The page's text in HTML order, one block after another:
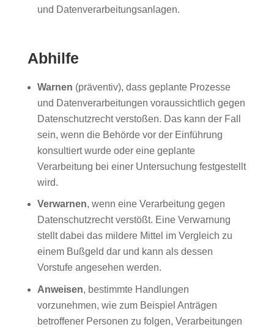
und Datenverarbeitungsanlagen.
Abhilfe
Warnen (präventiv), dass geplante Prozesse
und Datenverarbeitungen voraussichtlich gegen
Datenschutzrecht verstoßen. Das kann der Fall
sein, wenn die Behörde vor der Einführung
konsultiert wurde oder eine geplante
Verarbeitung bei einer Untersuchung festgestellt
wird.
Verwarnen, wenn eine Verarbeitung gegen
Datenschutzrecht verstößt. Eine Verwarnung
stellt dabei das mildere Mittel im Vergleich zu
einem Bußgeld dar und kann als dessen
Vorstufe angesehen werden.
Anweisen, bestimmte Handlungen
vorzunehmen, wie zum Beispiel Anträgen
betroffener Personen zu folgen, Verarbeitungen